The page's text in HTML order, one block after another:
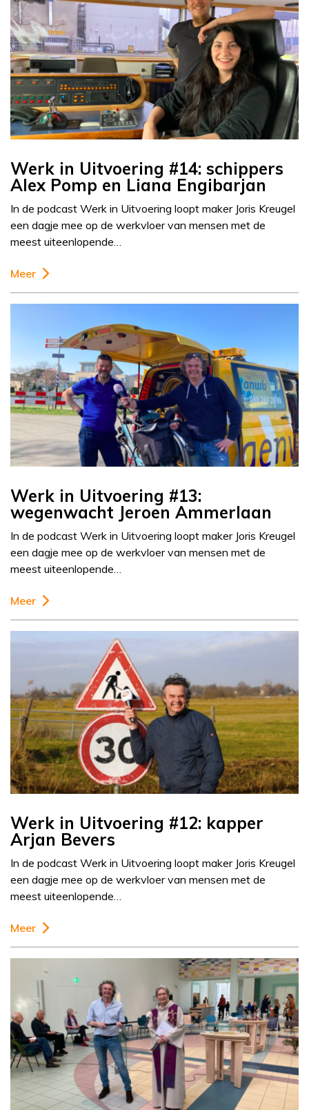
Werk in Uitvoering #14: schippers
Alex Pomp en Liana Engibarjan
In de podcast Werk in Uitvoering loopt maker Joris Kreugel
een dagje mee op de werkvloer van mensen met de
meest uiteenlopende…
Meer
Werk in Uitvoering #13:
wegenwacht Jeroen Ammerlaan
In de podcast Werk in Uitvoering loopt maker Joris Kreugel
een dagje mee op de werkvloer van mensen met de
meest uiteenlopende…
Meer
Werk in Uitvoering #12: kapper
Arjan Bevers
In de podcast Werk in Uitvoering loopt maker Joris Kreugel
een dagje mee op de werkvloer van mensen met de
meest uiteenlopende…
Meer